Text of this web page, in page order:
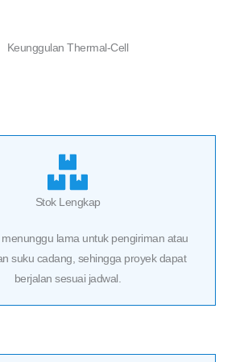
Keunggulan Thermal-Cell
Stok Lengkap
lama untuk pengiriman atau
suku cadang, sehingga proyek dapat
berjalan sesuai jadwal.